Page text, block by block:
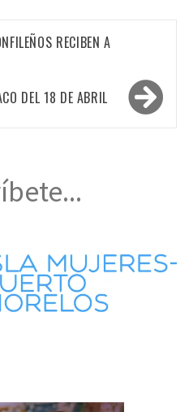
RECIBEN A
DEL 18 DE ABRIL